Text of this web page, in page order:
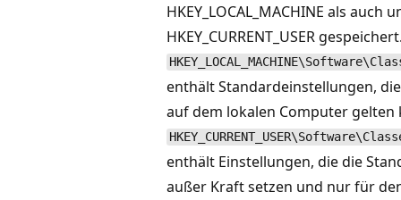
HKEY_LOCAL_MACHINE als auch
HKEY_CURRENT_USER
enthält Standardeinstellungen,
auf dem lokalen Computer gelten
enthält Einstellungen, die die
außer Kraft setzen und nur für